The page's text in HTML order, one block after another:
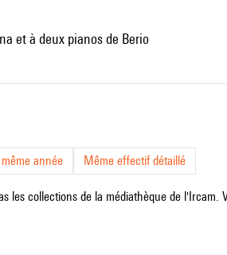
et à deux pianos de Berio
année Même effectif détaillé
les collections de la médiathèque de l'Ircam.